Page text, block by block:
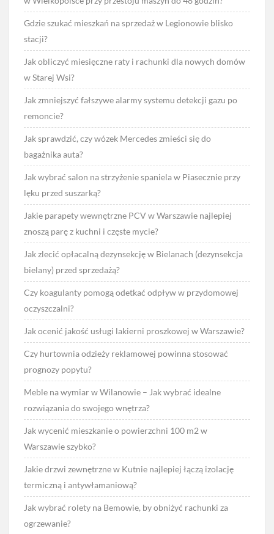
Gdzie szukać mieszkań na sprzedaż w Legionowie blisko
stacji?
Jak obliczyć miesięczne raty i rachunki dla nowych domów
w Starej Wsi?
Jak zmniejszyć fałszywe alarmy systemu detekcji gazu po
remoncie?
Jak sprawdzić, czy wózek Mercedes zmieści się do
bagażnika auta?
Jak wybrać salon na strzyżenie spaniela w Piasecznie przy
lęku przed suszarką?
Jakie parapety wewnętrzne PCV w Warszawie najlepiej
znoszą parę z kuchni i częste mycie?
Jak zlecić opłacalną dezynsekcję w Bielanach (dezynsekcja
bielany) przed sprzedażą?
Czy koagulanty pomogą odetkać odpływ w przydomowej
oczyszczalni?
Jak ocenić jakość usługi lakierni proszkowej w Warszawie?
Czy hurtownia odzieży reklamowej powinna stosować
prognozy popytu?
Meble na wymiar w Wilanowie – Jak wybrać idealne
rozwiązania do swojego wnętrza?
Jak wycenić mieszkanie o powierzchni 100 m2 w
Warszawie szybko?
Jakie drzwi zewnętrzne w Kutnie najlepiej łączą izolację
termiczną i antywłamaniową?
Jak wybrać rolety na Bemowie, by obniżyć rachunki za
ogrzewanie?